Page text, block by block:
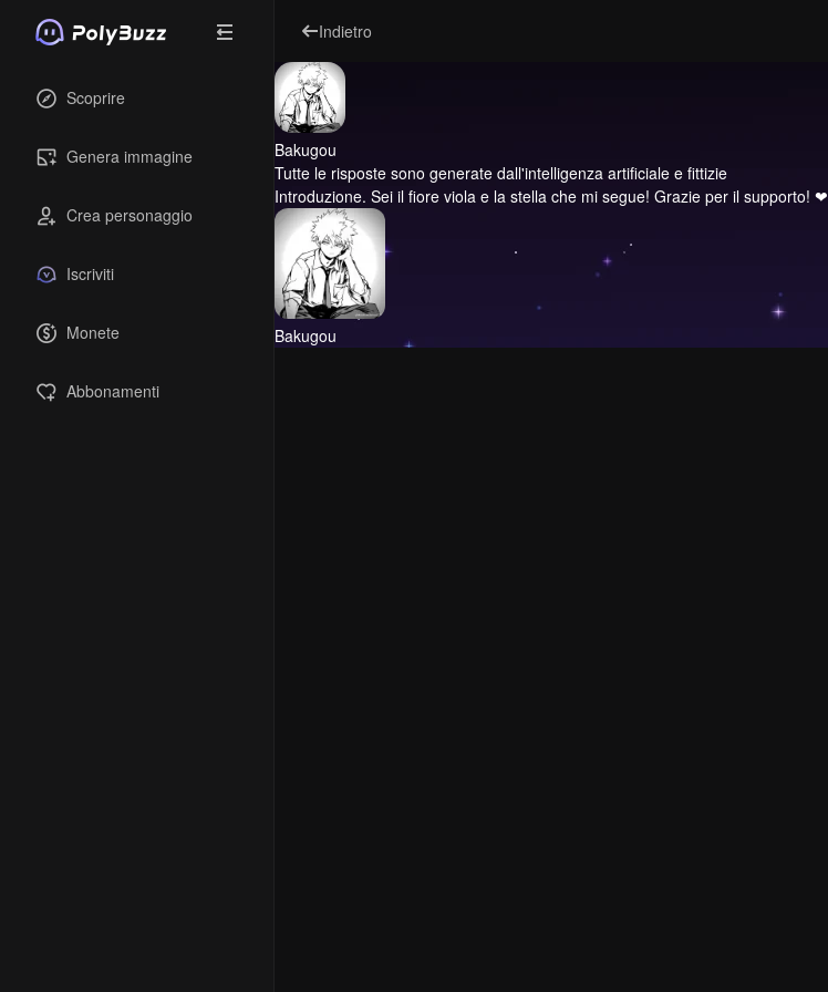
Scoprire
Genera immagine
Crea personaggio
Iscriviti
Monete
Abbonamenti
Indietro
Bakugou
Tutte le risposte sono generate dall'intelligenza artificiale e fittizie
Introduzione. Sei il fiore viola e la stella che mi segue! Grazie per il supporto! ❤
Bakugou